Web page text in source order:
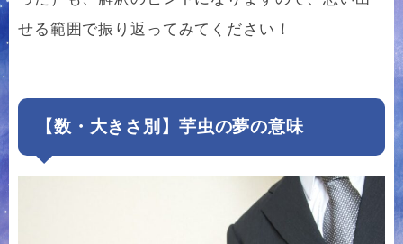
せる範囲で振り返ってみてください！
【数・大きさ別】芋虫の夢の意味